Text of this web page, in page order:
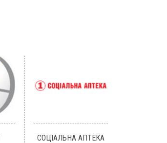
СОЦІАЛЬНА АПТЕКА